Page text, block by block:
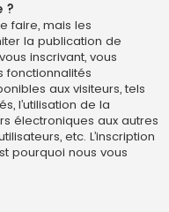
?
faire, mais les
la publication de
inscrivant, vous
fonctionnalités
aux visiteurs, tels
l’utilisation de la
électroniques aux autres
etc. L’inscription
pourquoi nous vous